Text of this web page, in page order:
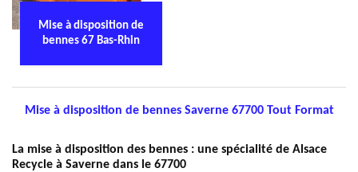
Mise à disposition de
bennes 67 Bas-Rhin
Mise à disposition de bennes Saverne 67700 Tout Format
La mise à disposition des bennes : une spécialité de Alsace
Recycle à Saverne dans le 67700